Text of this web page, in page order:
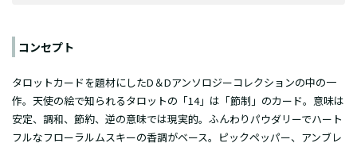
コンセプト
タロットカードを題材にしたD＆Dアンソロジーコレクションの中の一
作。天使の絵で知られるタロットの「14」は「節制」のカード。意味は
安定、調和、節約、逆の意味では現実的。ふんわりパウダリーでハート
フルなフローラルムスキーの香調がベース。ピックペッパー、アンブレ